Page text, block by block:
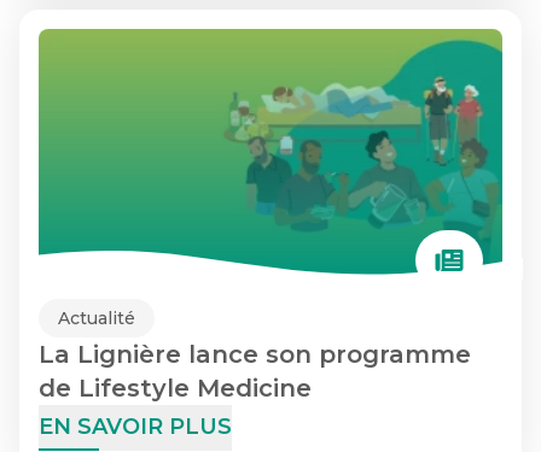
Actualité
La Lignière lance son programme
de Lifestyle Medicine
EN SAVOIR PLUS